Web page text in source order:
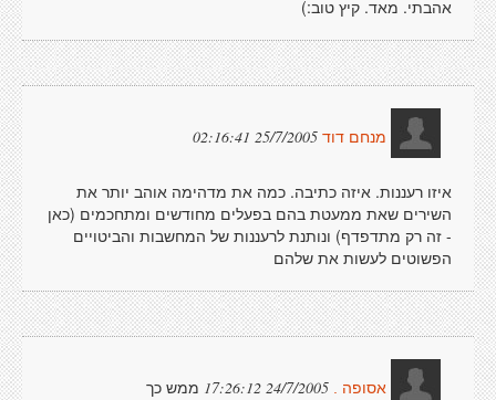
אהבתי. מאד. קיץ טוב:)
מנחם דוד 25/7/2005 02:16:41
איזו רעננות. איזה כתיבה. כמה את מדהימה אוהב יותר את
השירים שאת ממעטת בהם בפעלים מחודשים ומתחכמים (כאן
- זה רק מתדפדף) ונותנת לרעננות של המחשבות והביטויים
הפשוטים לעשות את שלהם
אסופה . 24/7/2005 17:26:12 ממש כך